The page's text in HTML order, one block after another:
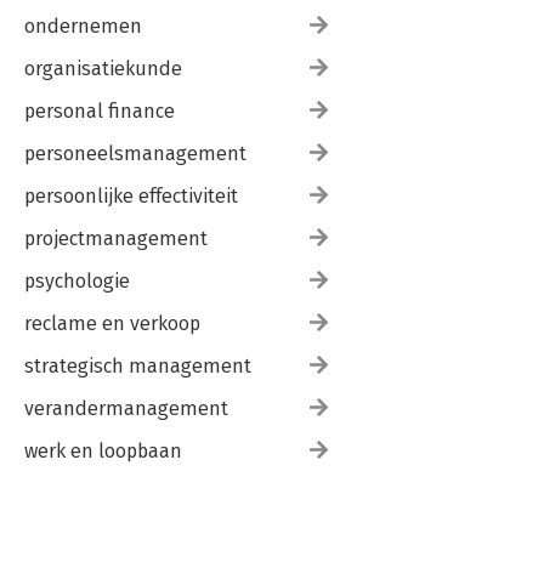
ondernemen
organisatiekunde
personal finance
personeelsmanagement
persoonlijke effectiviteit
projectmanagement
psychologie
reclame en verkoop
strategisch management
verandermanagement
werk en loopbaan